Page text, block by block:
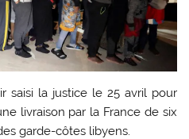
saisi la justice le 25 avril pour
livraison par la France de six
garde-côtes libyens.